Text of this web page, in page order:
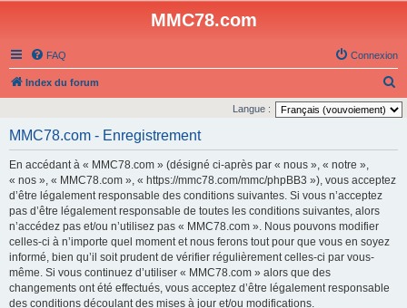
MMC78.com
FAQ Connexion
Index du forum
e
Langue :
MMC78.com - Enregistrement
En accédant à « MMC78.com » (désigné ci-après par « nous », « notre »,
« nos », « MMC78.com », « https://mmc78.com/mmc/phpBB3 »), vous acceptez
d’être légalement responsable des conditions suivantes. Si vous n’acceptez
pas d’être légalement responsable de toutes les conditions suivantes, alors
n’accédez pas et/ou n’utilisez pas « MMC78.com ». Nous pouvons modifier
celles-ci à n’importe quel moment et nous ferons tout pour que vous en soyez
informé, bien qu’il soit prudent de vérifier régulièrement celles-ci par vous-
même. Si vous continuez d’utiliser « MMC78.com » alors que des
changements ont été effectués, vous acceptez d’être légalement responsable
des conditions découlant des mises à jour et/ou modifications.